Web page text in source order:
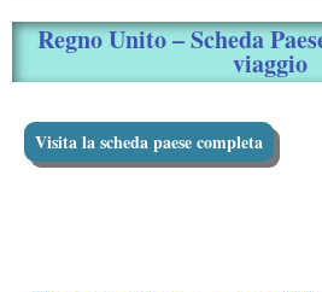
Regno Unito – Scheda
viaggio
Visita la scheda paese completa